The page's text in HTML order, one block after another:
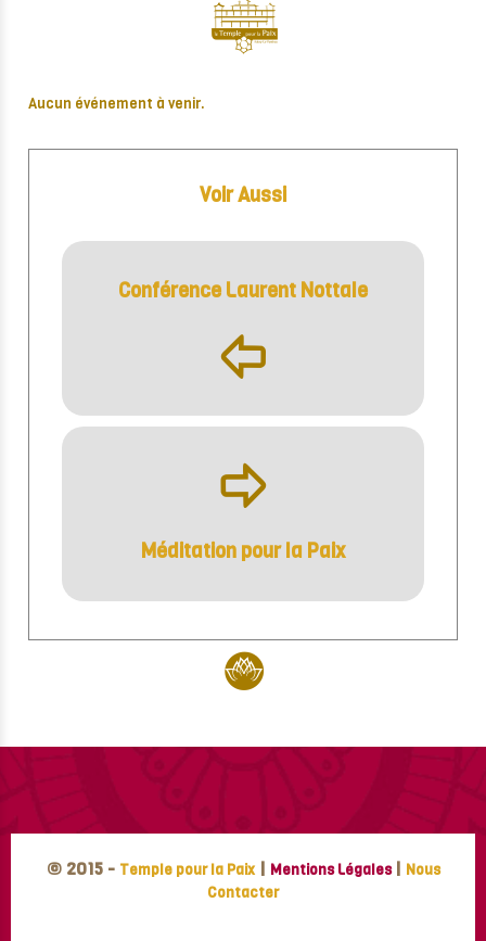
Aucun événement à venir.
Voir Aussi
Conférence Laurent Nottale
þ
ÿ
Méditation pour la Paix
© 2015 - Temple pour la Paix | Mentions Légales | Nous
Contacter